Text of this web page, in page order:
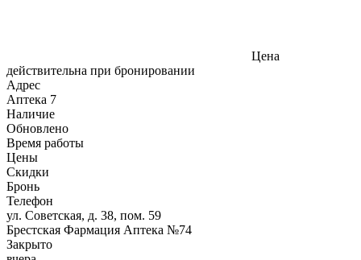
Цена
действительна при бронировании
Адрес
Аптека 7
Наличие
Обновлено
Время работы
Цены
Скидки
Бронь
Телефон
ул. Советская, д. 38, пом. 59
Брестская Фармация Аптека №74
Закрыто